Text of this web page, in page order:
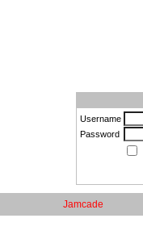
Username
Password
Jamcade